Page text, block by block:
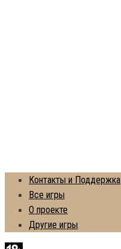
Контакты и Поддержка
Все игры
О проекте
Другие игры